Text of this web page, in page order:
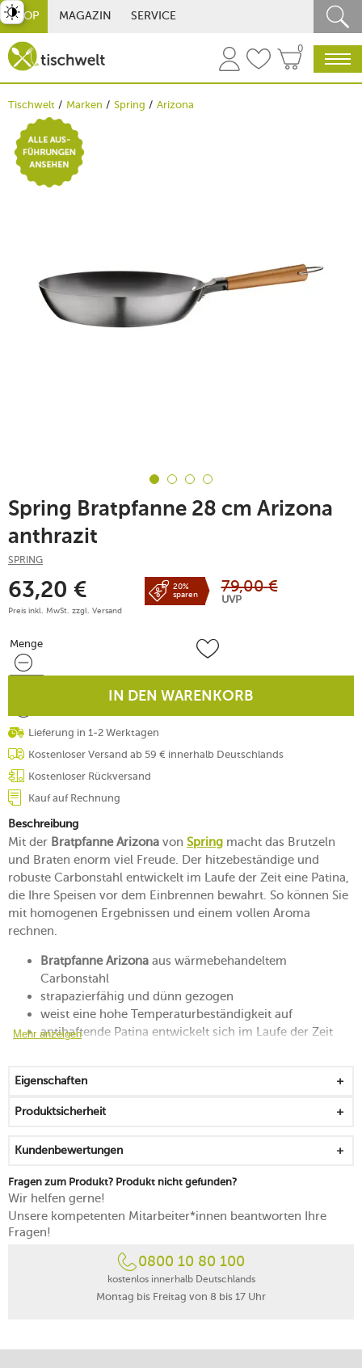
SHOP MAGAZIN SERVICE
0
Tischwelt Marken Spring Arizona
Spring Bratpfanne 28 cm Arizona
anthrazit
SPRING
63,20 €
Preis inkl. MwSt. zzgl. Versand
20%
sparen
79,00 €
UVP
Menge
Menge
IN DEN WARENKORB
Lieferung in 1-2 Werktagen
Kostenloser Versand ab 59 € innerhalb Deutschlands
Kostenloser Rückversand
Kauf auf Rechnung
Beschreibung
Mit der Bratpfanne Arizona von Spring macht das Brutzeln
und Braten enorm viel Freude. Der hitzebeständige und
robuste Carbonstahl entwickelt im Laufe der Zeit eine Patina,
die Ihre Speisen vor dem Einbrennen bewahrt. So können Sie
mit homogenen Ergebnissen und einem vollen Aroma
rechnen.
Bratpfanne Arizona aus wärmebehandeltem
Carbonstahl
strapazierfähig und dünn gezogen
weist eine hohe Temperaturbeständigkeit auf
antihaftende Patina entwickelt sich im Laufe der Zeit
Griff der Pfanne ist aus Buchenholz und sicher vernietet
für alle Herdarten geeignet
Mehr anzeigen
Eigenschaften
Produktsicherheit
Kundenbewertungen
Fragen zum Produkt? Produkt nicht gefunden?
Wir helfen gerne!
Unsere kompetenten Mitarbeiter*innen beantworten Ihre
Fragen!
0800 10 80 100
kostenlos innerhalb Deutschlands
Montag bis Freitag von 8 bis 17 Uhr
umschalten